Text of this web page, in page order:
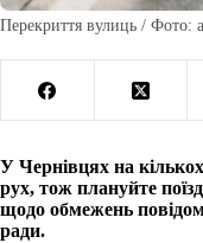
Перекриття вулиць / Фото:
У Чернівцях на
рух, тож плануйте
щодо обмежень
ради.